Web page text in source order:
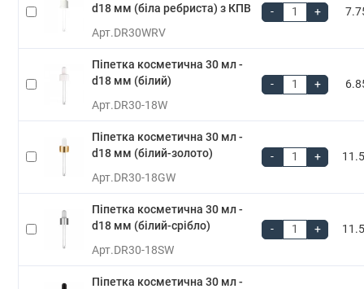
d18 мм (біла ребриста) з КПВ
Арт.DR30WRV
- +
Піпетка косметична 30 мл -
d18 мм (білий)
Арт.DR30-18W
- +
Піпетка косметична 30 мл -
d18 мм (білий-золото)
Арт.DR30-18GW
- +
Піпетка косметична 30 мл -
d18 мм (білий-срібло)
Арт.DR30-18SW
- +
Піпетка косметична 30 мл -